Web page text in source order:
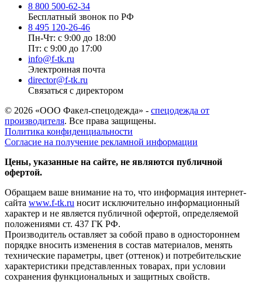
8 800 500-62-34
Бесплатный звонок по РФ
8 495 120-26-46
Пн-Чт: с 9:00 до 18:00
Пт: с 9:00 до 17:00
info@f-tk.ru
Электронная почта
director@f-tk.ru
Связаться с директором
© 2026 «ООО Факел-спецодежда» - спецодежда от
производителя. Все права защищены.
Политика конфиденциальности
Согласие на получение рекламной информации
Цены, указанные на сайте, не являются публичной
офертой.
Обращаем ваше внимание на то, что информация интернет-
сайта www.f-tk.ru носит исключительно информационный
характер и не является публичной офертой, определяемой
положениями ст. 437 ГК РФ.
Производитель оставляет за собой право в одностороннем
порядке вносить изменения в состав материалов, менять
технические параметры, цвет (оттенок) и потребительские
характеристики представленных товарах, при условии
сохранения функциональных и защитных свойств.